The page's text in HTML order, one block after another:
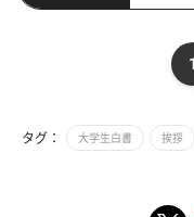
1
タグ： 大学生白書 挨拶